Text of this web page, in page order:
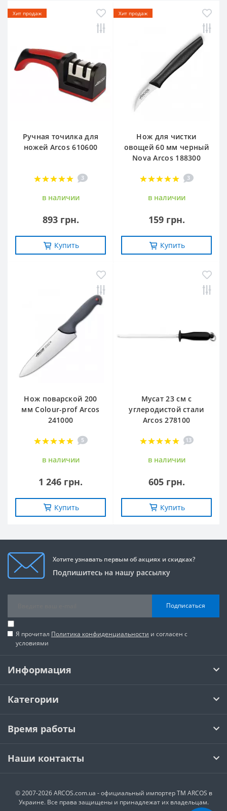
Хит продаж
Ручная точилка для
ножей Arcos 610600
3
в наличии
893 грн.
Купить
Хит продаж
Нож для чистки
овощей 60 мм черный
Nova Arcos 188300
3
в наличии
159 грн.
Купить
Нож поварской 200
мм Сolour-prof Arcos
241000
5
в наличии
1 246 грн.
Купить
Мусат 23 см с
углеродистой стали
Arcos 278100
13
в наличии
605 грн.
Купить
Хотите узнавать первым об акциях и скидках?
Подпишитесь на нашу рассылку
Подписаться
Я прочитал Политика конфиденциальности и согласен с
условиями
Информация
Категории
Время работы
Наши контакты
© 2007-2026 ARCOS.com.ua - официальный импортер ТМ ARCOS в
Украине. Все права защищены и принадлежат их владельцам.